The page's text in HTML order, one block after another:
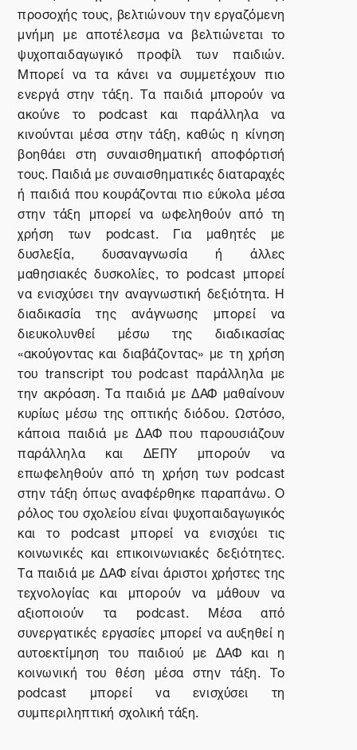
προσοχής τους, βελτιώνουν την εργαζόμενη
μνήμη με αποτέλεσμα να βελτιώνεται το
ψυχοπαιδαγωγικό προφίλ των παιδιών.
Μπορεί να τα κάνει να συμμετέχουν πιο
ενεργά στην τάξη. Τα παιδιά μπορούν να
ακούνε το podcast και παράλληλα να
κινούνται μέσα στην τάξη, καθώς η κίνηση
βοηθάει στη συναισθηματική αποφόρτισή
τους. Παιδιά με συναισθηματικές διαταραχές
ή παιδιά που κουράζονται πιο εύκολα μέσα
στην τάξη μπορεί να ωφεληθούν από τη
χρήση των podcast. Για μαθητές με
δυσλεξία, δυσαναγνωσία ή άλλες
μαθησιακές δυσκολίες, το podcast μπορεί
να ενισχύσει την αναγνωστική δεξιότητα. Η
διαδικασία της ανάγνωσης μπορεί να
διευκολυνθεί μέσω της διαδικασίας
«ακούγοντας και διαβάζοντας» με τη χρήση
του transcript του podcast παράλληλα με
την ακρόαση. Τα παιδιά με ΔΑΦ μαθαίνουν
κυρίως μέσω της οπτικής διόδου. Ωστόσο,
κάποια παιδιά με ΔΑΦ που παρουσιάζουν
παράλληλα και ΔΕΠΥ μπορούν να
επωφεληθούν από τη χρήση των podcast
στην τάξη όπως αναφέρθηκε παραπάνω. Ο
ρόλος του σχολείου είναι ψυχοπαιδαγωγικός
και το podcast μπορεί να ενισχύει τις
κοινωνικές και επικοινωνιακές δεξιότητες.
Τα παιδιά με ΔΑΦ είναι άριστοι χρήστες της
τεχνολογίας και μπορούν να μάθουν να
αξιοποιούν τα podcast. Μέσα από
συνεργατικές εργασίες μπορεί να αυξηθεί η
αυτοεκτίμηση του παιδιού με ΔΑΦ και η
κοινωνική του θέση μέσα στην τάξη. Το
podcast μπορεί να ενισχύσει τη
συμπεριληπτική σχολική τάξη.